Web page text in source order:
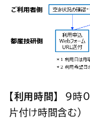
【利用時間】
9時
片付け時間含む)